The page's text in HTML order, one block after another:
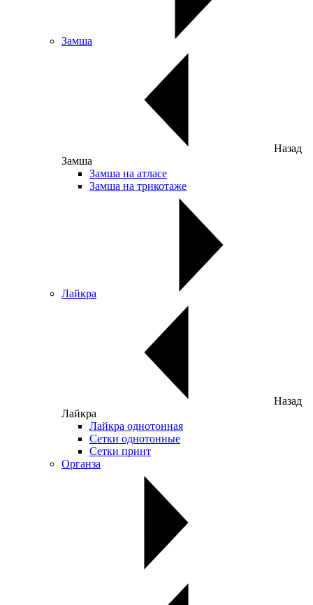
Замша
Назад
Замша
Замша на атласе
Замша на трикотаже
Лайкра
Назад
Лайкра
Лайкра однотонная
Сетки однотонные
Сетки принт
Органза